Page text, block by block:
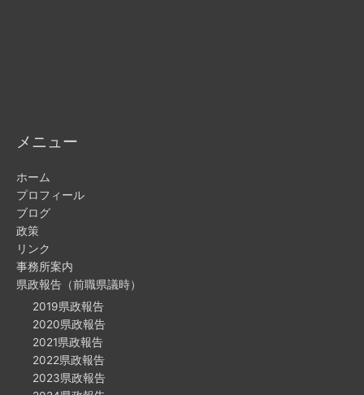
メニュー
ホーム
プロフィール
ブログ
政策
リンク
事務所案内
県政報告（前職県議時）
2019県政報告
2020県政報告
2021県政報告
2022県政報告
2023県政報告